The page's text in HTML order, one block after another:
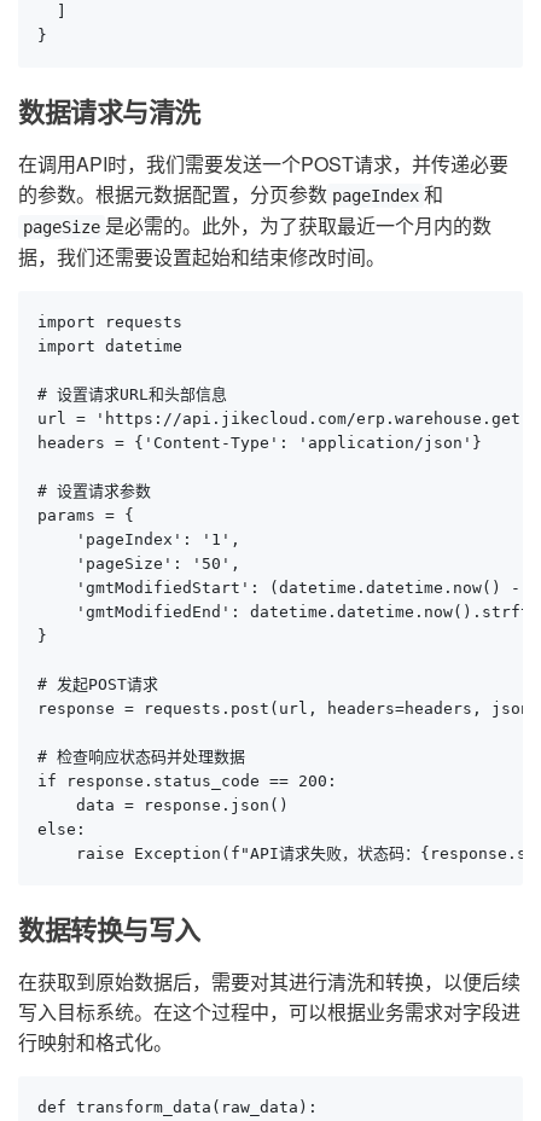
}
数据请求与清洗
在调用API时，我们需要发送一个POST请求，并传递必要
的参数。根据元数据配置，分页参数 pageIndex 和
pageSize 是必需的。此外，为了获取最近一个月内的数
据，我们还需要设置起始和结束修改时间。
import requests
import datetime
# 设置请求URL和头部信息
url = 'https://api.jikecloud.com/erp.warehouse.get'
headers = {'Content-Type': 'application/json'}
# 设置请求参数
params = {
    'pageIndex': '1',
    'pageSize': '50',
'gmtModifiedStart': (datetime.datetime.now() -
'gmtModifiedEnd':
}
# 发起POST请求
response = requests.post(url, headers=headers,
# 检查响应状态码并处理数据
if response.status_code == 200:
    data = response.json()
else:
raise Exception(f"API请求失败，状态码：
数据转换与写入
在获取到原始数据后，需要对其进行清洗和转换，以便后续
写入目标系统。在这个过程中，可以根据业务需求对字段进
行映射和格式化。
def transform_data(raw_data):